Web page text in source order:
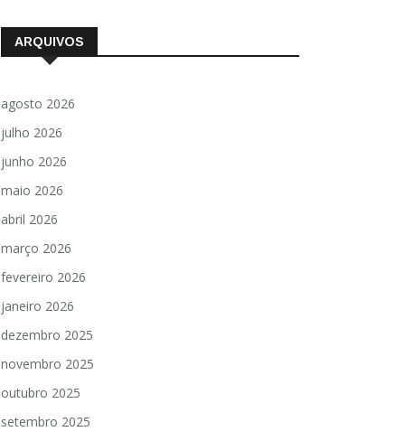
ARQUIVOS
agosto 2026
julho 2026
junho 2026
maio 2026
abril 2026
março 2026
fevereiro 2026
janeiro 2026
dezembro 2025
novembro 2025
outubro 2025
setembro 2025